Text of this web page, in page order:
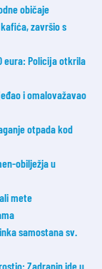
običaje
završio s
eura: Policija otkrila
i omalovažavao
otpada kod
obilježja u
mete
samostana sv.
Zadranin ide u